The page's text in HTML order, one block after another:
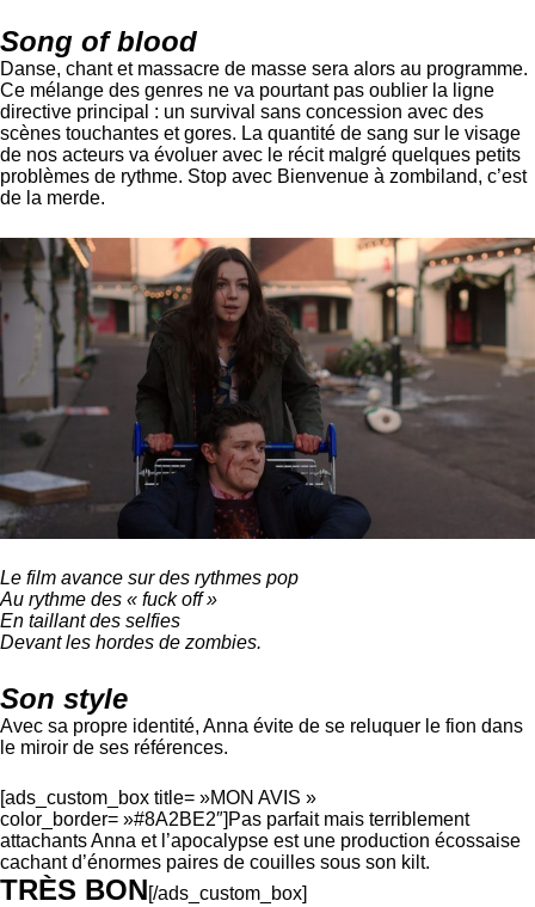
Song of blood
Danse, chant et massacre de masse sera alors au programme.
Ce mélange des genres ne va pourtant pas oublier la ligne
directive principal : un survival sans concession avec des
scènes touchantes et gores. La quantité de sang sur le visage
de nos acteurs va évoluer avec le récit malgré quelques petits
problèmes de rythme. Stop avec Bienvenue à zombiland, c’est
de la merde.
Le film avance sur des rythmes pop
Au rythme des « fuck off »
En taillant des selfies
Devant les hordes de zombies.
Son style
Avec sa propre identité, Anna évite de se reluquer le fion dans
le miroir de ses références.
[ads_custom_box title= »MON AVIS »
color_border= »#8A2BE2″]Pas parfait mais terriblement
attachants Anna et l’apocalypse est une production écossaise
cachant d’énormes paires de couilles sous son kilt.
TRÈS BON[/ads_custom_box]